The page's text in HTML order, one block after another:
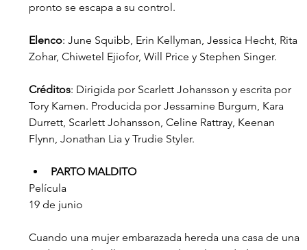
pronto se escapa a su control.
Elenco: June Squibb, Erin Kellyman, Jessica Hecht, Rita
Zohar, Chiwetel Ejiofor, Will Price y Stephen Singer.
Créditos: Dirigida por Scarlett Johansson y escrita por
Tory Kamen. Producida por Jessamine Burgum, Kara
Durrett, Scarlett Johansson, Celine Rattray, Keenan
Flynn, Jonathan Lia y Trudie Styler.
PARTO MALDITO
Película
19 de junio
Cuando una mujer embarazada hereda una casa de una